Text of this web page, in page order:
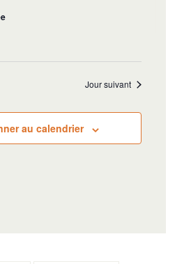
Jour suivant
au calendrier